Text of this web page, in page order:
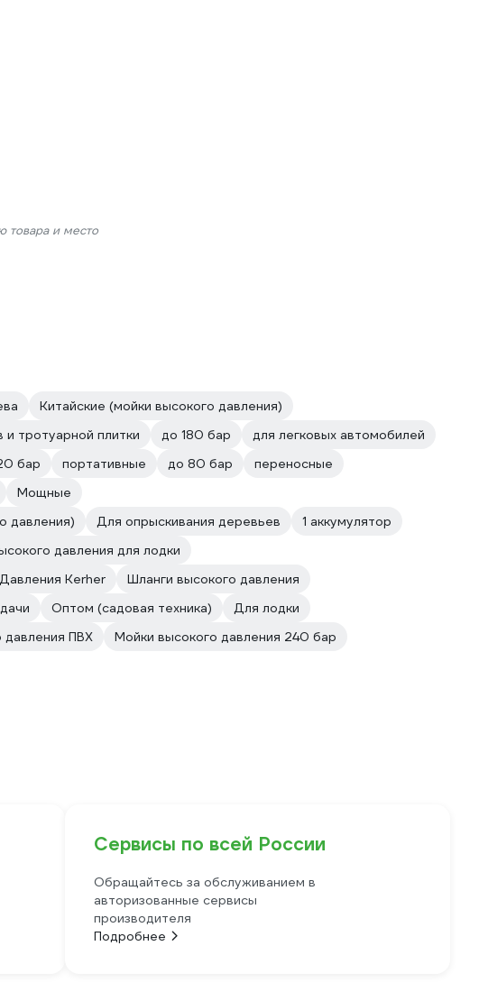
товара и место
Китайские (мойки высокого давления)
и тротуарной плитки до 180 бар
для легковых автомобилей
бар портативные до 80 бар
переносные
Мощные
давления) Для опрыскивания деревьев
1 аккумулятор
давления для лодки
Kerher
Шланги высокого давления
Оптом (садовая техника)
Для лодки
давления ПВХ
Мойки высокого давления 240 бар
Сервисы по всей России
Обращайтесь за обслуживанием в
авторизованные сервисы
производителя
Подробнее